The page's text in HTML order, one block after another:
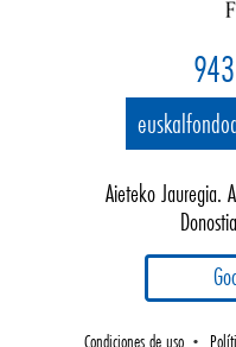
Aieteko Jauregia.
Condiciones de uso •